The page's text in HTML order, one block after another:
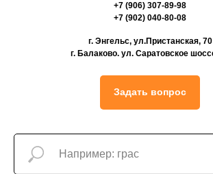
+7 (906) 307-89-98
+7 (902) 040-80-08
г. Энгельс, ул.Пристанская, 70
г. Балаково. ул. Саратовское
Задать вопрос